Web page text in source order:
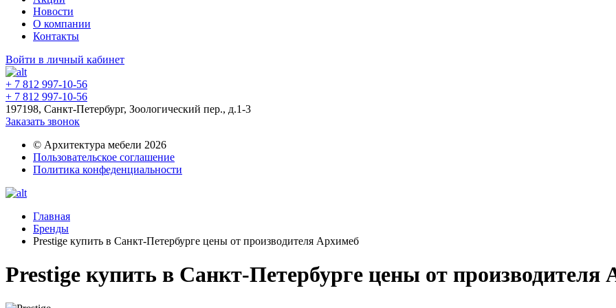
Новости
О компании
Контакты
Войти в личный кабинет
+ 7 812 997-10-56
+ 7 812 997-10-56
197198, Санкт-Петербург, Зоологический пер., д.1-3
Заказать звонок
© Архитектура мебели 2026
Пользовательское соглашение
Политика конфеденциальности
Главная
Бренды
Prestige купить в Санкт-Петербурге цены от производителя Архимеб
Prestige купить в Санкт-Петербурге цены от производителя